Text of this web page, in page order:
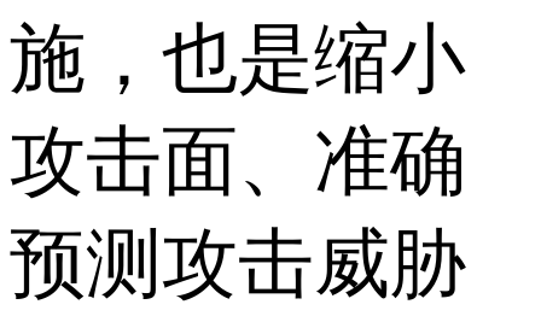
施，也是缩小
攻击面、准确
预测攻击威胁